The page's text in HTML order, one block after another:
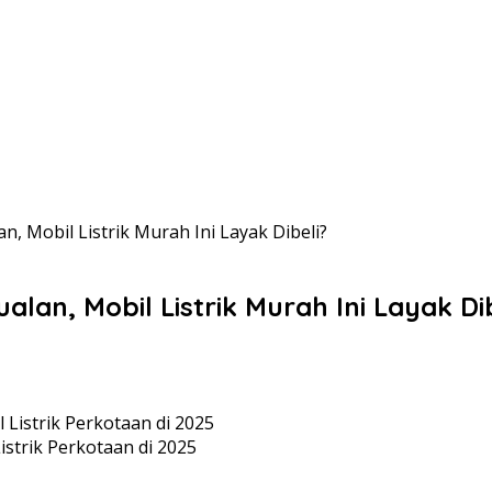
Mobil Listrik Murah Ini Layak Dibeli?
Mobil Listrik Murah Ini Layak
Perkotaan di 2025